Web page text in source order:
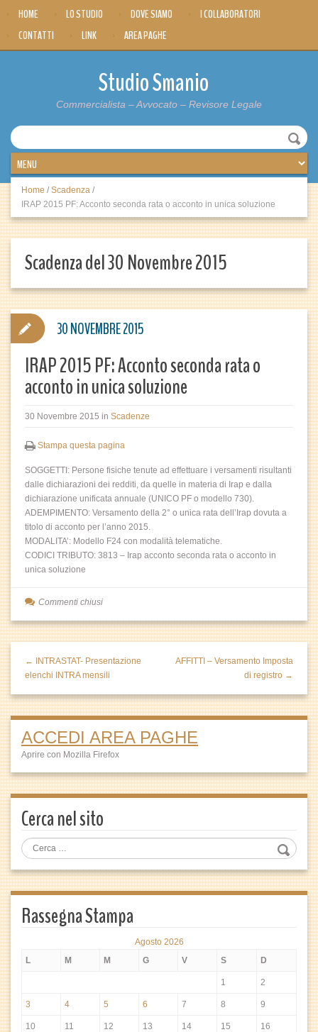
HOME LO STUDIO DOVE SIAMO
I COLLABORATORI
CONTATTI
LINK AREA PAGHE
Studio Smanio
Commercialista – Avvocato – Revisore Legale
Home / Scadenza /
IRAP 2015 PF: Acconto seconda rata o acconto in unica soluzione
Scadenza del 30 Novembre 2015
IRAP 2015 PF: Acconto seconda rata o
acconto in unica soluzione
30 Novembre 2015 in Scadenze
Stampa questa pagina
SOGGETTI: Persone fisiche tenute ad effettuare i versamenti risultanti
dalle dichiarazioni dei redditi, da quelle in materia di Irap e dalla
dichiarazione unificata annuale (UNICO PF o modello 730).
ADEMPIMENTO: Versamento della 2° o unica rata dell’Irap dovuta a
titolo di acconto per l’anno 2015.
MODALITA’: Modello F24 con modalità telematiche.
CODICI TRIBUTO: 3813 – Irap acconto seconda rata o acconto in
unica soluzione
30 NOVEMBRE 2015
Commenti chiusi
← INTRASTAT- Presentazione
elenchi INTRA mensili
AFFITTI – Versamento Imposta
di registro →
ACCEDI AREA PAGHE
Aprire con Mozilla Firefox
Cerca nel sito
Rassegna Stampa
Agosto 2026
L
M M G V S D
1 2
3 4 5 6 7 8 9
10 11 12 13 14 15 16